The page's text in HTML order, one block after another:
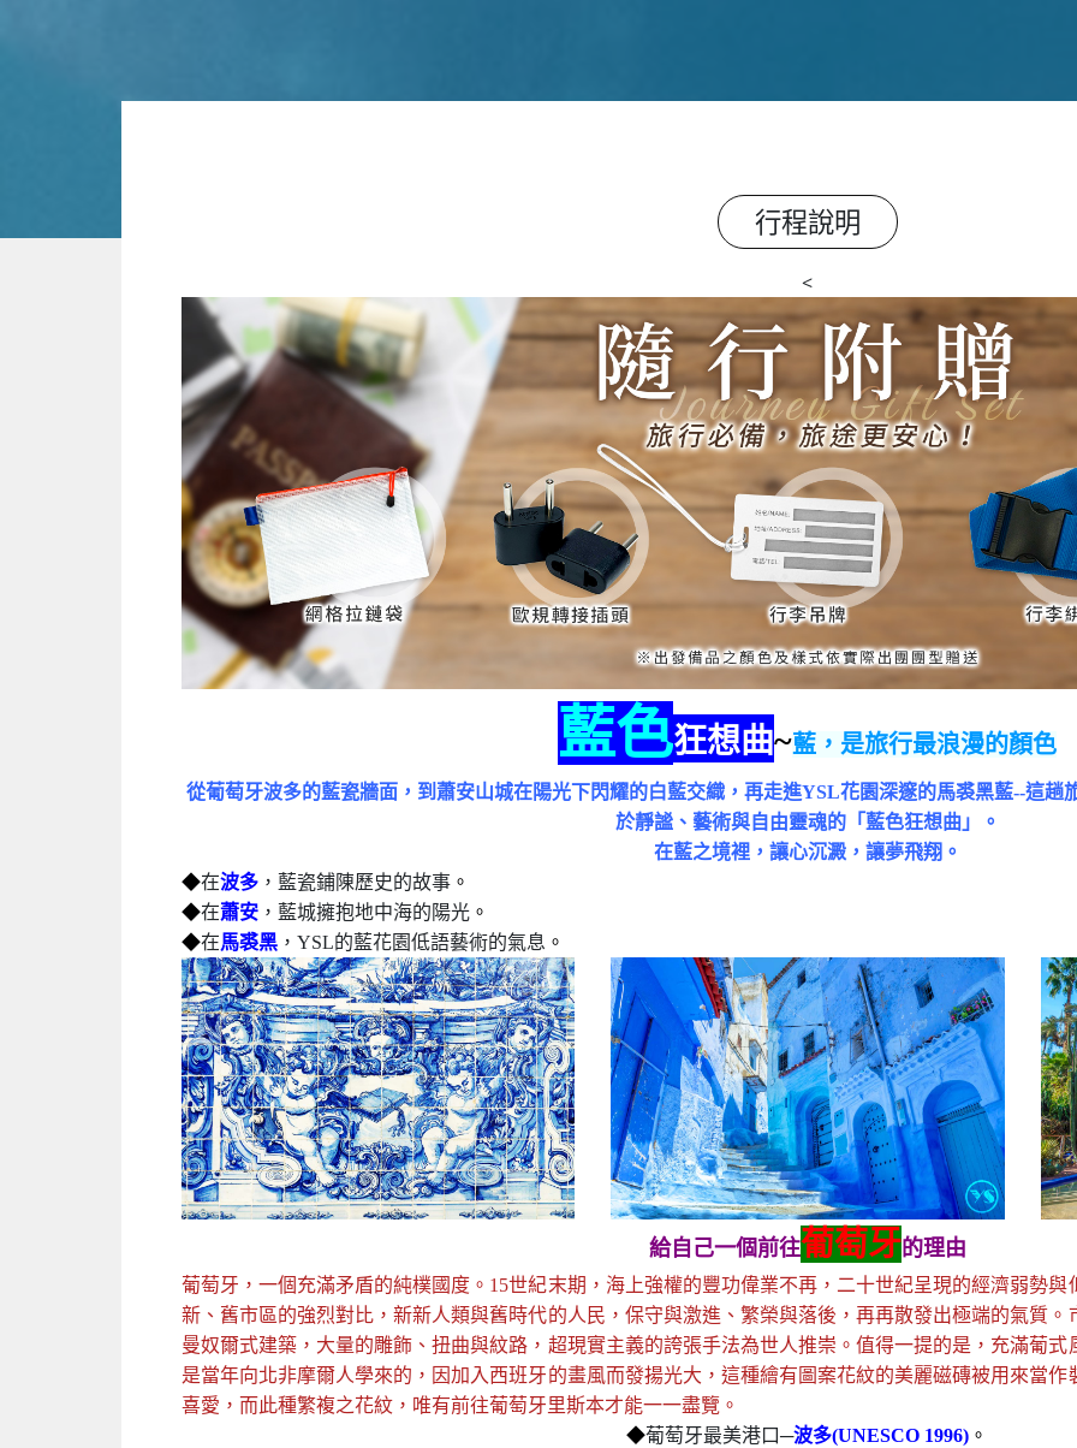
行程說明
<
藍色狂想曲~藍，是旅行最浪漫的顏色
從葡萄牙波多的藍瓷牆面，到蕭安山城在陽光下閃耀的白藍交織，再走進YSL花園深邃的馬裘黑藍--這趟
於靜謐、藝術與自由靈魂的「藍色狂想曲」。
在藍之境裡，讓心沉澱，讓夢飛翔。
◆在波多，藍瓷鋪陳歷史的故事。
◆在蕭安，藍城擁抱地中海的陽光。
◆在馬裘黑，YSL的藍花園低語藝術的氣息 。
給自己一個前往葡萄牙的理由
葡萄牙，一個充滿矛盾的純樸國度。15世紀末期，海上強權的豐功偉業不再，二十世紀呈現的經濟弱勢
新、舊市區的強烈對比，新新人類與舊時代的人民，保守與激進、繁榮與落後，再再散發出極端的氣質
曼奴爾式建築，大量的雕飾、扭曲與紋路，超現實主義的誇張手法為世人推崇。值得一提的是，充滿葡
是當年向北非摩爾人學來的，因加入西班牙的畫風而發揚光大，這種繪有圖案花紋的美麗磁磚被用來當
喜愛，而此種繁複之花紋，唯有前往葡萄牙里斯本才能一一盡覽。
◆葡萄牙最美港口─波多(UNESCO 1996) 。